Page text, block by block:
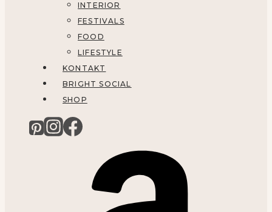
INTERIOR
FESTIVALS
FOOD
LIFESTYLE
KONTAKT
BRIGHT SOCIAL
SHOP